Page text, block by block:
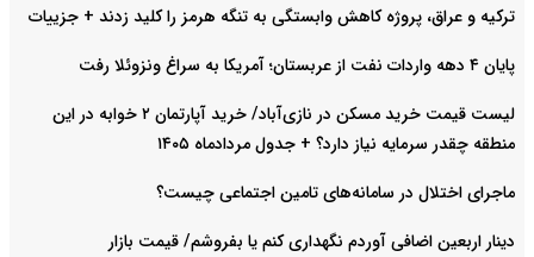
ترکیه و عراق، پروژه کاهش وابستگی به تنگه هرمز را کلید زدند + جزییات
پایان ۴ دهه واردات نفت از عربستان؛ آمریکا به سراغ ونزوئلا رفت
لیست قیمت خرید مسکن در نازی‌آباد/ خرید آپارتمان ۲ خوابه در این
منطقه چقدر سرمایه نیاز دارد؟ + جدول مردادماه ۱۴۰۵
ماجرای اختلال در سامانه‌های تامین اجتماعی چیست؟
دینار اربعین اضافی آوردم نگهداری کنم یا بفروشم/ قیمت بازار